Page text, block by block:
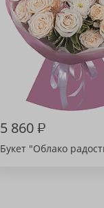
5 860₽
Букет "Облако